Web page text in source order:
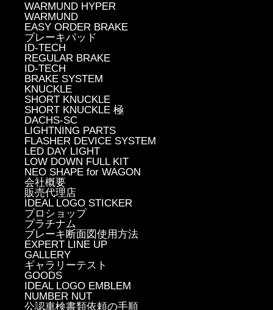
WARMUND HYPER
WARMUND
EASY ORDER BRAKE
ブレーキパッド
ID-TECH
REGULAR BRAKE
ID-TECH
BRAKE SYSTEM
KNUCKLE
SHORT KNUCKLE
SHORT KNUCKLE 極
DACHS-SC
LIGHTNING PARTS
FLASHER DEVICE SYSTEM
LED DAY LIGHT
LOW DOWN FULL KIT
NEO SHAPE for WAGON
会社概要
販売代理店
IDEAL LOGO STICKER
プロショップ
プラチナム
ブレーキ断面図使用方法
EXPERT LINE UP
GALLERY
ギャラリーテスト
GOODS
IDEAL LOGO EMBLEM
NUMBER NUT
公認車検書類依頼の手順